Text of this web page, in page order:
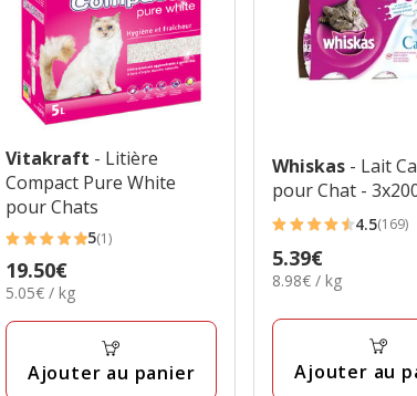
Vitakraft - Litière
Compact Pure White
pour Chats
5
étoiles
avec
1
5(1)
Prix
19.50€
19.50€
5.05€
Kg
5.05€ / kg
Ajouter au panier
Whiskas - Lait
pour Chat -
4.5
étoiles
avec
169
4.5(169)
Prix
5.39€
5.39€
8.98€
Kg
8.98€ / kg
Ajouter au